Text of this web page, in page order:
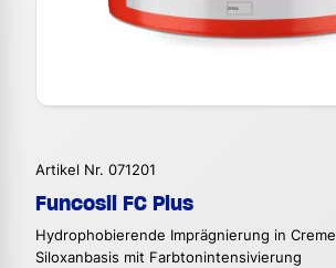
Artikel Nr. 071201
Funcosil FC Plus
Hydrophobierende Imprägnierung in
Siloxanbasis mit Farbtonintensivierung